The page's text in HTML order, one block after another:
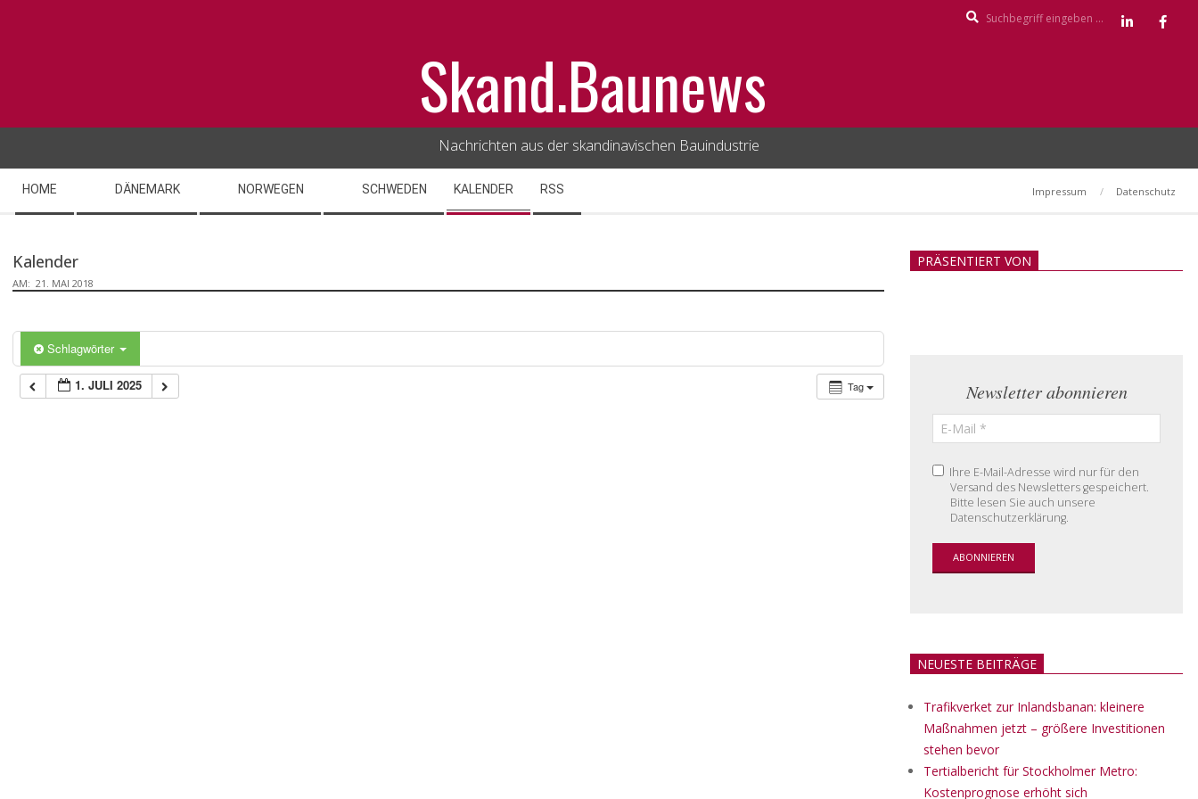
Skand.Baunews
Nachrichten aus der skandinavischen Bauindustrie
Navigation
Menu
HOME DÄNEMARK NORWEGEN SCHWEDEN KALENDER RSS Impressum Datenschutz
Kalender
AM: 21. MAI 2018
Schlagwörter
Tag
1. JULI 2025
PRÄSENTIERT VON
Newsletter abonnieren
Ihre E-Mail-Adresse wird nur für den
Versand des Newsletters gespeichert.
Bitte lesen Sie auch unsere
Datenschutzerklärung.
NEUESTE BEITRÄGE
Trafikverket zur Inlandsbanan: kleinere
Maßnahmen jetzt – größere Investitionen
stehen bevor
Tertialbericht für Stockholmer Metro:
Kostenprognose erhöht sich